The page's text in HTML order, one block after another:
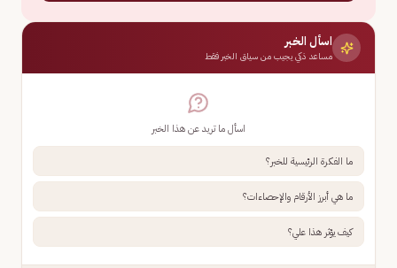
اسأل الخبر
مساعد ذكي يجيب من سياق الخبر فقط
اسأل ما تريد عن هذا الخبر
ما الفكرة الرئيسية للخبر؟
ما هي أبرز الأرقام والإحصاءات؟
كيف يؤثر هذا علي؟